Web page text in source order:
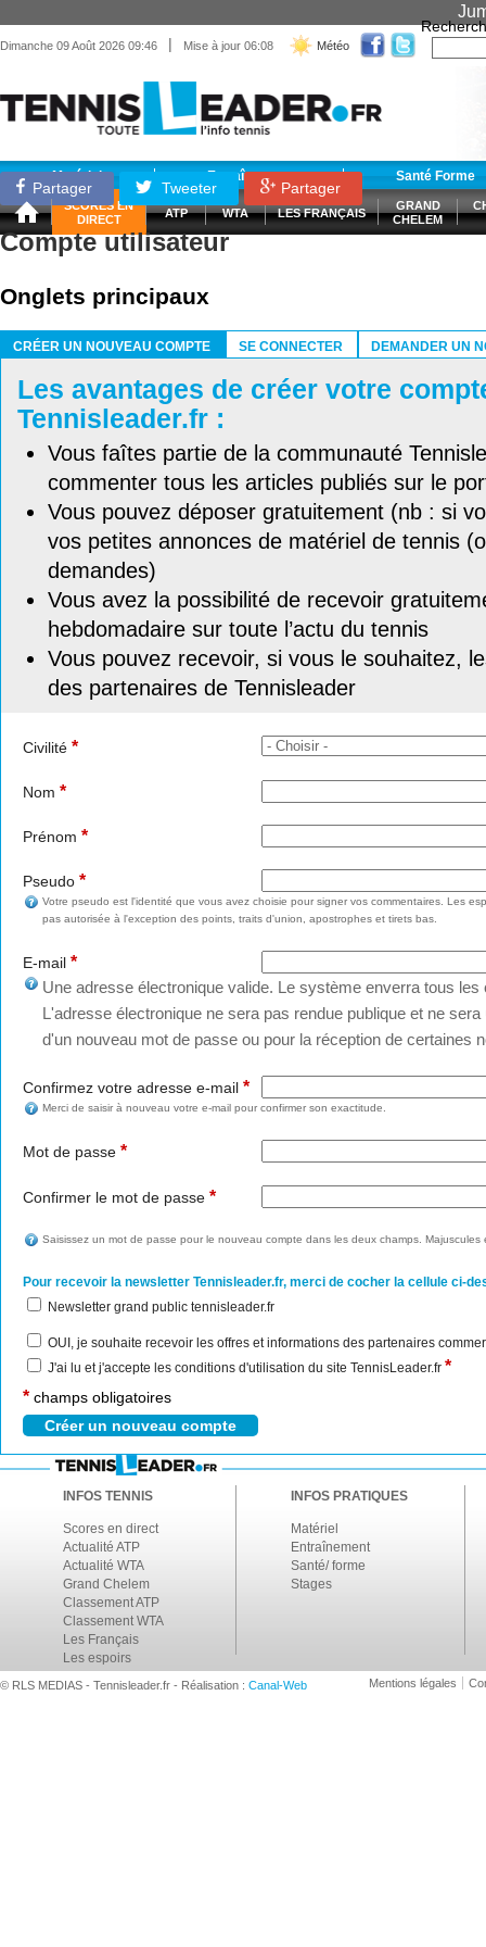
Dimanche 09 Août 2026 09:46 | Mise à jour 06:08 Météo
Matériel Entraînement Santé Forme
SCORES EN
DIRECT
ATP WTA LES FRANÇAIS
GRAND
CHELEM
Partager Tweeter Partager
Compte utilisateur
Onglets principaux
CRÉER UN NOUVEAU COMPTE
SE CONNECTER DEMANDER UN
Les avantages de créer votre
Tennisleader.fr :
Vous faîtes partie de la communauté
commenter tous les articles publiés sur le
Vous pouvez déposer gratuitement (nb : si
vos petites annonces de matériel de tennis
demandes)
Vous avez la possibilité de recevoir
hebdomadaire sur toute l’actu du tennis
Vous pouvez recevoir, si vous le souhaitez,
des partenaires de Tennisleader
Civilité *
Nom *
Prénom *
Pseudo *
Votre pseudo est l'identité que vous avez choisie pour signer vos commentaires. Les
pas autorisée à l'exception des points, traits d'union, apostrophes et tirets bas.
E-mail *
Une adresse électronique valide. Le système enverra tous
L'adresse électronique ne sera pas rendue publique et ne
d'un nouveau mot de passe ou pour la réception de certaines
Confirmez votre adresse e-mail *
Merci de saisir à nouveau votre e-mail pour confirmer son exactitude.
Mot de passe *
Confirmer le mot de passe *
Saisissez un mot de passe pour le nouveau compte dans les deux champs. Majuscules
Pour recevoir la newsletter Tennisleader.fr, merci de cocher la cellule ci-
Newsletter grand public tennisleader.fr
OUI, je souhaite recevoir les offres et informations des partenaires
J'ai lu et j'accepte les conditions d'utilisation du site TennisLeader.fr *
* champs obligatoires
INFOS TENNIS
Scores en direct
Actualité ATP
Actualité WTA
Grand Chelem
Classement ATP
Classement WTA
Les Français
Les espoirs
INFOS PRATIQUES
Matériel
Entraînement
Santé/ forme
Stages
© RLS MEDIAS - Tennisleader.fr - Réalisation : Canal-Web Mentions légales